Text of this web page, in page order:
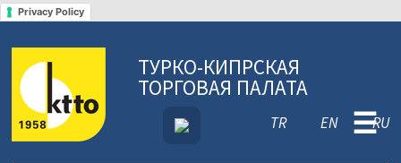
Privacy Policy
ТУРКО-КИПРСКАЯ
ТОРГОВАЯ ПАЛАТА
TR EN RU
☰